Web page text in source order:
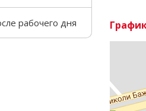
рабочего дня